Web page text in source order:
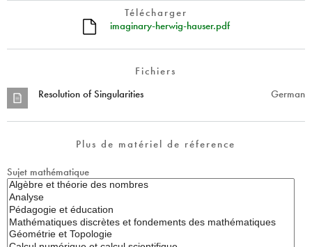
Télécharger
imaginary-herwig-hauser.pdf
Fichiers
German
Resolution of Singularities
Plus de matériel de réference
Sujet mathématique